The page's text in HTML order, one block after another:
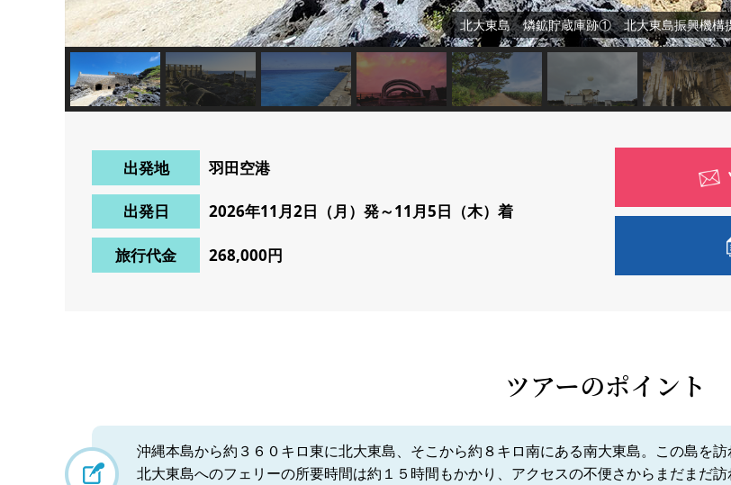
北大東島 燐鉱貯蔵庫跡① 北大東島振興機構
出発地 羽田空港
出発日 2026年11月2日（月）発～11月5日（木）着
旅行代金 268,000円
ツアーのポイント
沖縄本島から約３６０キロ東に北大東島、そこから約８キロ南にある南大東島。この島を
北大東島へのフェリーの所要時間は約１５時間もかかり、アクセスの不便さからまだまだ